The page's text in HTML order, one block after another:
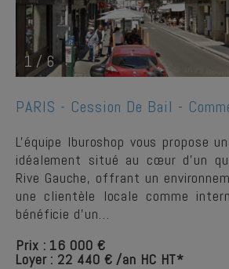
1 /6
PARIS - Cession De Bail -
L'équipe Iburoshop vous propose
idéalement situé au cœur d'un
Rive Gauche, offrant un
une clientèle locale comme
bénéficie d'un…
Prix : 16 000 €
Loyer : 22 440 € /an HC HT*